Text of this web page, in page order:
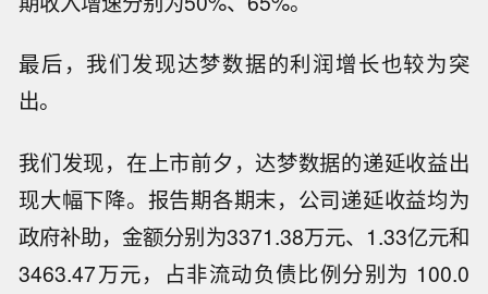
最后，我们发现达梦数据的利润增长也较为突
出。
我们发现，在上市前夕，达梦数据的递延收益出
现大幅下降。报告期各期末，公司递延收益均为
政府补助，金额分别为3371.38万元、1.33亿元和
3463.47万元，占非流动负债比例分别为 100.0